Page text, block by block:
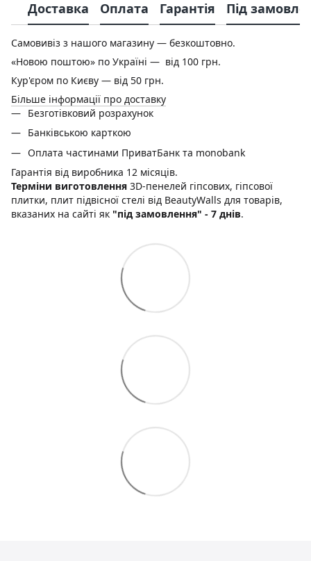
Доставка Оплата Гарантія Під
Самовивіз з нашого магазину — безкоштовно.
«Новою поштою» по Україні — від 100 грн.
Кур'єром по Києву — від 50 грн.
Більше інформації про доставку
Безготівковий розрахунок
Банківською карткою
Оплата частинами ПриватБанк та monobank
Гарантія від виробника 12 місяців.
Терміни виготовлення 3D-пенелей гіпсових, гіпсової
плитки, плит підвісної стелі від BeautyWalls для товарів,
вказаних на сайті як "під замовлення" - 7 днів.